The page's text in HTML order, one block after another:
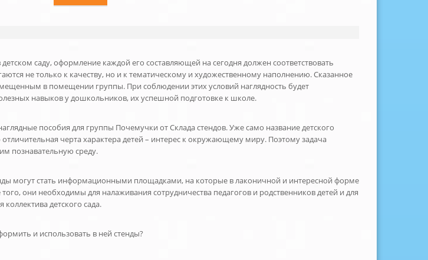
саду, оформление каждой его составляющей на сегодня должен соответствовать
не только к качеству, но и к тематическому и художественному наполнению. Сказанное
в помещении группы. При соблюдении этих условий наглядность будет
навыков у дошкольников, их успешной подготовке к школе.
пособия для группы Почемучки от Склада стендов. Уже само название детского
черта характера детей – интерес к окружающему миру. Поэтому задача
познавательную среду.
могут стать информационными площадками, на которые в лаконичной и интересной форме
они необходимы для налаживания сотрудничества педагогов и родственников детей и для
детского сада.
и использовать в ней стенды?